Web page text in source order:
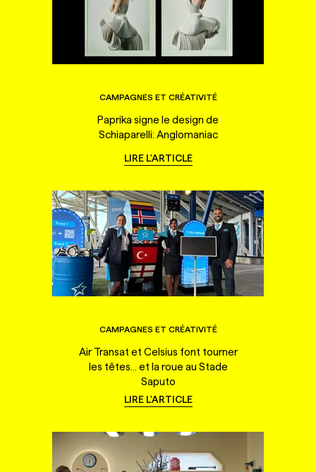
CAMPAGNES ET CRÉATIVITÉ
Paprika signe le design de
Schiaparelli: Anglomaniac
LIRE L'ARTICLE
CAMPAGNES ET CRÉATIVITÉ
Air Transat et Celsius font tourner
les têtes... et la roue au Stade
Saputo
LIRE L'ARTICLE